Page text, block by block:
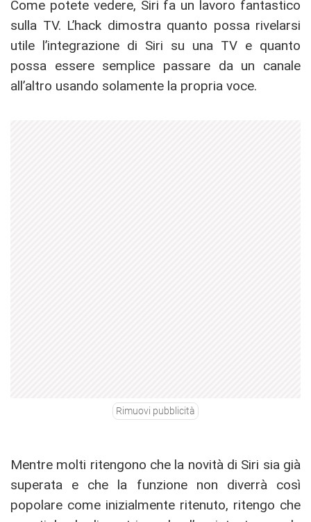
Come potete vedere, Siri fa un lavoro fantastico
sulla TV. L’hack dimostra quanto possa rivelarsi
utile l’integrazione di Siri su una TV e quanto
possa essere semplice passare da un canale
all’altro usando solamente la propria voce.
Rimuovi pubblicità
Mentre molti ritengono che la novità di Siri sia già
superata e che la funzione non diverrà così
popolare come inizialmente ritenuto, ritengo che